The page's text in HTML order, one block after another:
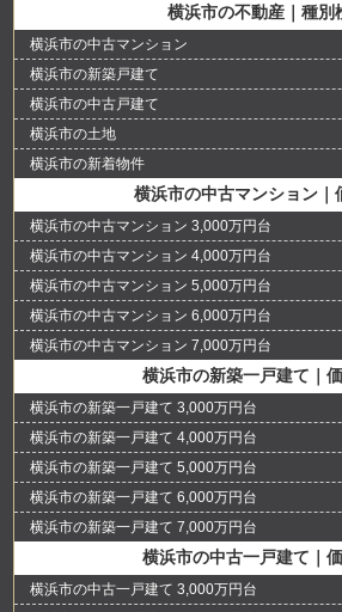
横浜市の不動産｜種別
横浜市の中古マンション
横浜市の新築戸建て
横浜市の中古戸建て
横浜市の土地
横浜市の新着物件
横浜市の中古マンション｜
横浜市の中古マンション 3,000万円台
横浜市の中古マンション 4,000万円台
横浜市の中古マンション 5,000万円台
横浜市の中古マンション 6,000万円台
横浜市の中古マンション 7,000万円台
横浜市の新築一戸建て｜
横浜市の新築一戸建て 3,000万円台
横浜市の新築一戸建て 4,000万円台
横浜市の新築一戸建て 5,000万円台
横浜市の新築一戸建て 6,000万円台
横浜市の新築一戸建て 7,000万円台
横浜市の中古一戸建て｜
横浜市の中古一戸建て 3,000万円台